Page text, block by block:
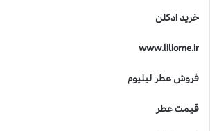
خرید ادکلن
www.liliome.ir
فروش عطر لیلیوم
قیمت عطر